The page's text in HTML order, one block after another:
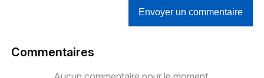
Envoyer un commentaire
Commentaires